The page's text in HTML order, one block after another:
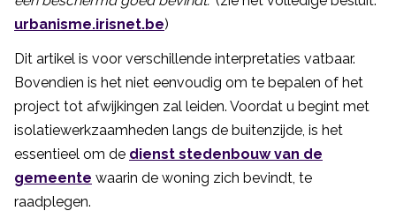
urbanisme.irisnet.be)
Dit artikel is voor verschillende interpretaties vatbaar.
Bovendien is het niet eenvoudig om te bepalen of het
project tot afwijkingen zal leiden. Voordat u begint met
isolatiewerkzaamheden langs de buitenzijde, is het
essentieel om de dienst stedenbouw van de
gemeente waarin de woning zich bevindt, te
raadplegen.